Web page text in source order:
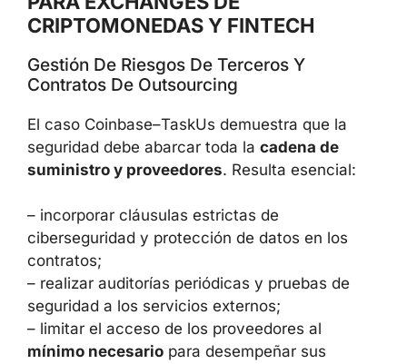
afectados y reducir el impacto futuro.
LECCIONES DE CIBERSEGURIDAD
PARA EXCHANGES DE
CRIPTOMONEDAS Y FINTECH
Gestión De Riesgos De Terceros Y
Contratos De Outsourcing
El caso Coinbase–TaskUs demuestra que la
seguridad debe abarcar toda lacadena de
suministro y proveedores
– incorporar cláusulas estrictas de
ciberseguridad y protección de datos en los
contratos;